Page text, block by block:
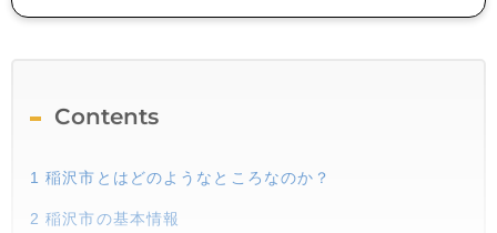
Contents
1 稲沢市とはどのようなところなのか？
2 稲沢市の基本情報